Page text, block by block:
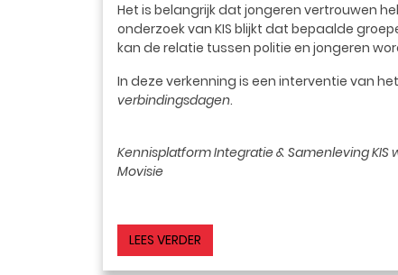
Het is belangrijk dat jongeren vertrouwen
onderzoek van KIS blijkt dat bepaalde
kan de relatie tussen politie en jongeren
In deze verkenning is een interventie van
verbindingsdagen.
Kennisplatform Integratie & Samenleving
Movisie
LEES VERDER